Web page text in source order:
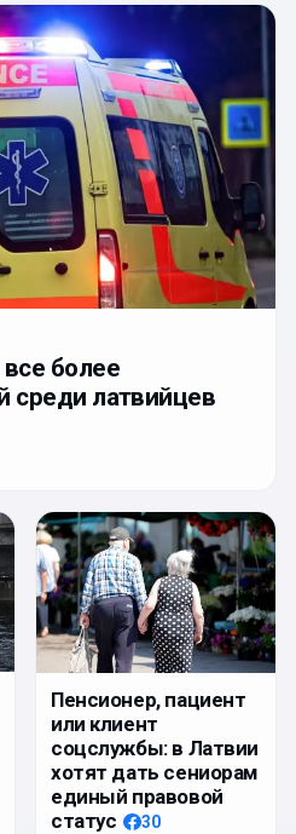
более
среди латвийцев
Пенсионер, пациент
или клиент
соцслужбы: в Латвии
хотят дать сениорам
единый правовой
статус
30